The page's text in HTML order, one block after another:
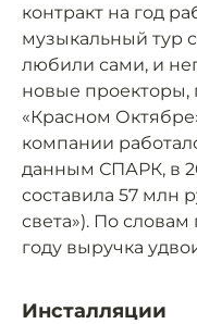
контракт на год
музыкальный тур
любили сами, и
новые проекторы,
«Красном
компании
данным СПАРК, в
составила 57 млн
света»). По
году выручка
Инсталляции